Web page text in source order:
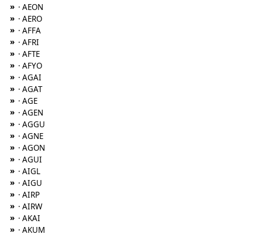
» · AEON
» · AERO
» · AFFA
» · AFRI
» · AFTE
» · AFYO
» · AGAI
» · AGAT
» · AGE
» · AGEN
» · AGGU
» · AGNE
» · AGON
» · AGUI
» · AIGL
» · AIGU
» · AIRP
» · AIRW
» · AKAI
» · AKUM